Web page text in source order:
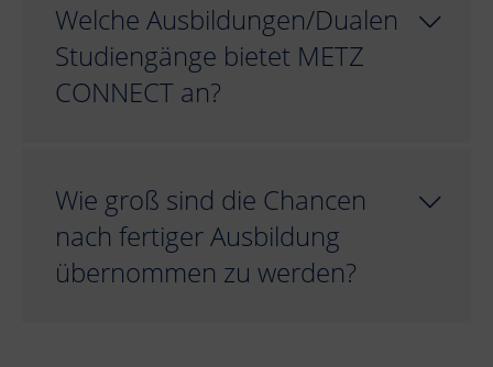
Welche Ausbildungen/Dualen
Studiengänge bietet METZ
CONNECT an?
Wie groß sind die Chancen
nach fertiger Ausbildung
übernommen zu werden?